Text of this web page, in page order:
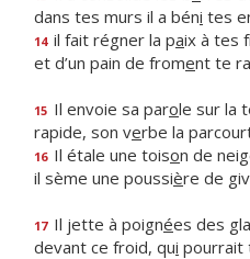
dans tes murs il a béni tes
14 il fait régner la paix à tes
et d’un pain de froment te
15 Il envoie sa parole sur la
rapide, son verbe la
16 Il étale une toison de
il sème une poussière de
17 Il jette à poignées des
devant ce froid, qui pourrait